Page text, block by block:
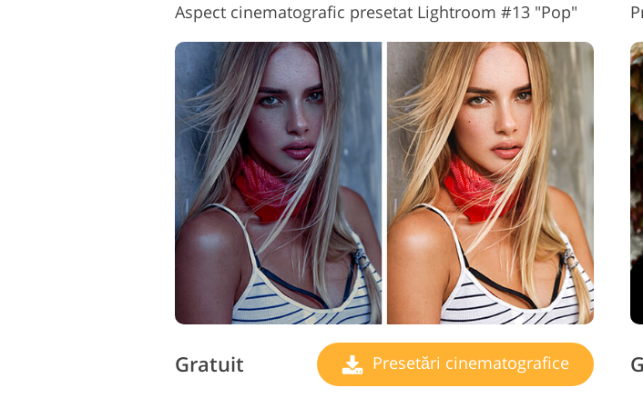
Aspect cinematografic presetat Lightroom #13 "Pop"
Gratuit Presetări cinematografice